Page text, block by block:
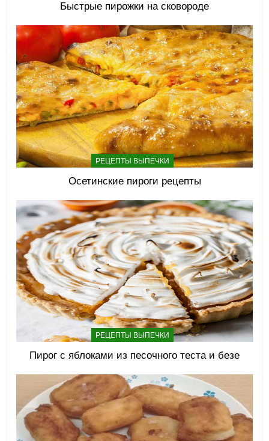
Быстрые пирожки на сковороде
РЕЦЕПТЫ ВЫПЕЧКИ
Осетинские пироги рецепты
РЕЦЕПТЫ ВЫПЕЧКИ
Пирог с яблоками из песочного теста и безе